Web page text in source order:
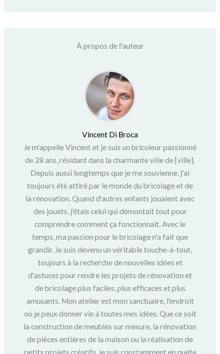
À propos de l'auteur
Vincent Di Broca
Je m'appelle Vincent et je suis un bricoleur passionné
de 28 ans, résidant dans la charmante ville de [ville].
Depuis aussi longtemps que je me souvienne, j'ai
toujours été attiré par le monde du bricolage et de
la rénovation. Quand d'autres enfants jouaient avec
des jouets, j'étais celui qui démontait tout pour
comprendre comment ça fonctionnait. Avec le
temps, ma passion pour le bricolage n'a fait que
grandir. Je suis devenu un véritable touche-à-tout,
toujours à la recherche de nouvelles idées et
d'astuces pour rendre les projets de rénovation et
de bricolage plus faciles, plus efficaces et plus
amusants. Mon atelier est mon sanctuaire, l'endroit
où je peux donner vie à toutes mes idées. Que ce soit
la construction de meubles sur mesure, la rénovation
de pièces entières de la maison ou la réalisation de
petits projets créatifs, je suis constamment en quête